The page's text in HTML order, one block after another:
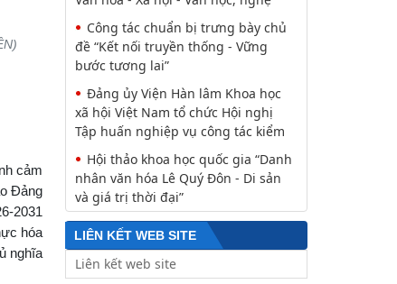
cảm
Đảng
2031
hóa
nghĩa
Công tác chuẩn bị trưng bày chủ
đề “Kết nối truyền thống - Vững
bước tương lai”
Đảng ủy Viện Hàn lâm Khoa học
xã hội Việt Nam tổ chức Hội nghị
Tập huấn nghiệp vụ công tác kiểm
Hội thảo khoa học quốc gia “Danh
nhân văn hóa Lê Quý Đôn - Di sản
và giá trị thời đại”
LIÊN KẾT WEB SITE